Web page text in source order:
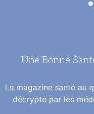
Une Bonne
Le magazine santé au
décrypté par les